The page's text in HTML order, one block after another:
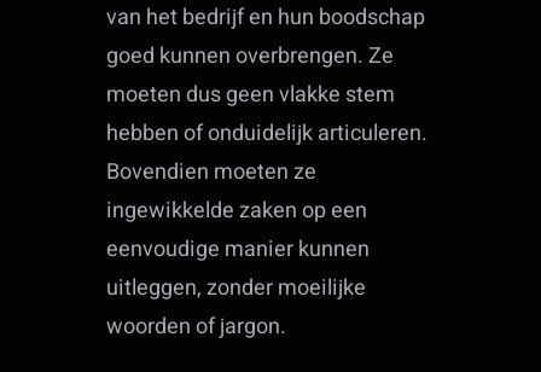
van het bedrijf en hun boodschap
goed kunnen overbrengen. Ze
moeten dus geen vlakke stem
hebben of onduidelijk articuleren.
Bovendien moeten ze
ingewikkelde zaken op een
eenvoudige manier kunnen
uitleggen, zonder moeilijke
woorden of jargon.